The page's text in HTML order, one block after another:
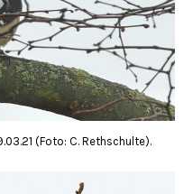
(Foto: C. Rethschulte).